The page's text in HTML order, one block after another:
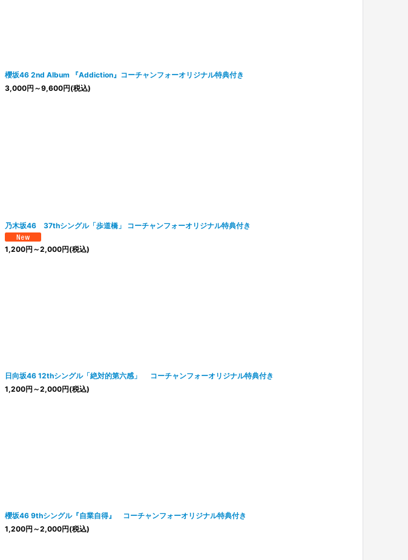
櫻坂46 2nd Album 『Addiction』コーチャンフォーオリジナル特典付き
3,000円 ～9,600円(税込)
乃木坂46 37thシングル「歩道橋」 コーチャンフォーオリジナル特典付き
1,200円 ～2,000円(税込)
日向坂46 12thシングル「絶対的第六感」 コーチャンフォーオリジナル特典付き
1,200円 ～2,000円(税込)
櫻坂46 9thシングル『自業自得』 コーチャンフォーオリジナル特典付き
1,200円 ～2,000円(税込)